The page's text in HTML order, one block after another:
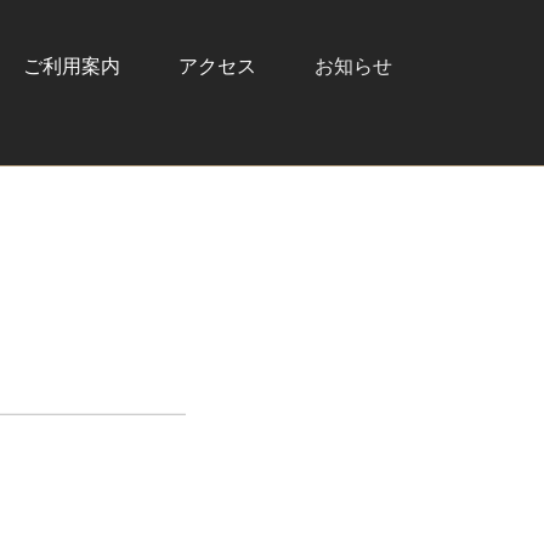
ご利用案内 アクセス お知らせ